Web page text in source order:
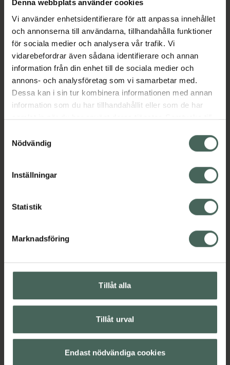
Denna webbplats använder cookies
Vi använder enhetsidentifierare för att anpassa innehållet
och annonserna till användarna, tillhandahålla funktioner
för sociala medier och analysera vår trafik. Vi
vidarebefordrar även sådana identifierare och annan
information från din enhet till de sociala medier och
annons- och analysföretag som vi samarbetar med.
Dessa kan i sin tur kombinera informationen med annan
information som du har tillhandahållit eller som de har
samlat in när du har använt deras tjänster. Samtycke till
återkalla ditt samtycke via webbplatsens
cookieinställningar. Ett återkallat samtycke påverkar inte
lagligheten av behandling som skett innan återkallelsen.
Nödvändig
Inställningar
Statistik
Marknadsföring
Tillåt alla
Tillåt urval
Endast nödvändiga cookies
doften. Vaniljliknande balsamico-toner tas
med tack vare tonkabönor, den perfekta
ingrediensen för denna kolsyrade glädje.
Jämförpris
1,98 kr / ml
EAN:05060917123396
Kategorier:
Handkräm HandvårdHudvård
Omdömen Visa
Visa
Upptäck flera produkter inom
Händer och fötter
Kroppsvård